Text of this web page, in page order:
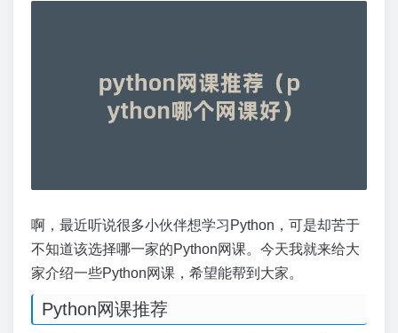
啊，最近听说很多小伙伴想学习Python，可是却苦于
不知道该选择哪一家的Python网课。今天我就来给大
家介绍一些Python网课，希望能帮到大家。
Python网课推荐